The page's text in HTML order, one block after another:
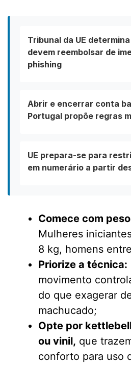
Tribunal da UE
devem reembolsar de
phishing
Abrir e encerrar conta
Portugal propõe regras
UE prepara-se para
em numerário a partir
Comece com
Mulheres
8 kg, homens
Priorize a técnica:
movimento
do que exagerar
machucado;
Opte por
ou vinil, que
conforto para uso